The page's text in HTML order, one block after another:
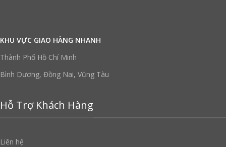
KHU VỰC GIAO HÀNG NHANH
Thành Phố Hồ Chí Minh
Bình Dương, Đồng Nai, Vũng Tàu
Hỗ Trợ Khách Hàng
Liên hệ